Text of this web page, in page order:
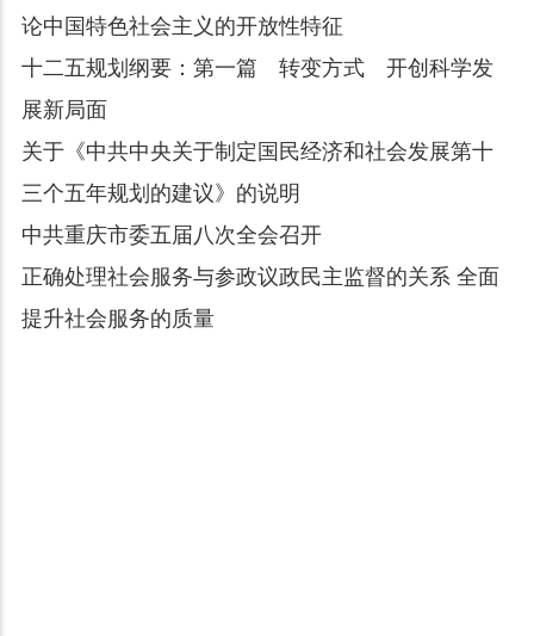
论中国特色社会主义的开放性特征
十二五规划纲要：第一篇 转变方式 开创科学发
展新局面
关于《中共中央关于制定国民经济和社会发展第十
三个五年规划的建议》的说明
中共重庆市委五届八次全会召开
正确处理社会服务与参政议政民主监督的关系 全面
提升社会服务的质量